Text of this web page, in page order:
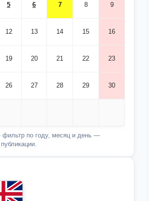
5 6 7 8 9
12 13 14 15 16
19 20 21 22 23
26 27 28 29 30
по году, месяц и день —